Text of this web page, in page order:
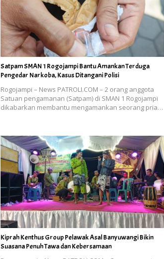
Satpam SMAN 1 Rogojampi Bantu Amankan Terduga
Pengedar Narkoba, Kasus Ditangani Polisi
Rogojampi – News PATROLI.COM – 2 orang anggota
Satuan pengamanan (Satpam) di SMAN 1 Rogojampi
dikabarkan membantu mengamankan seorang pria…
Kiprah Kenthus Group Pelawak Asal Banyuwangi Bikin
Suasana Penuh Tawa dan Kebersamaan